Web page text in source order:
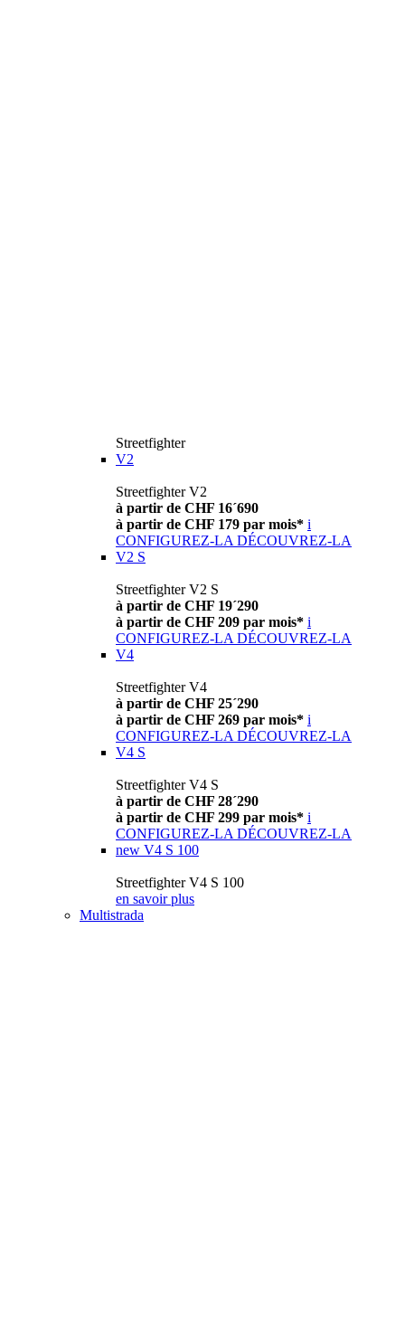
Streetfighter
V2
Streetfighter V2
à partir de CHF 16´690
à partir de CHF 179 par mois* i
CONFIGUREZ-LA DÉCOUVREZ-LA
V2 S
Streetfighter V2 S
à partir de CHF 19´290
à partir de CHF 209 par mois* i
CONFIGUREZ-LA DÉCOUVREZ-LA
V4
Streetfighter V4
à partir de CHF 25´290
à partir de CHF 269 par mois* i
CONFIGUREZ-LA DÉCOUVREZ-LA
V4 S
Streetfighter V4 S
à partir de CHF 28´290
à partir de CHF 299 par mois* i
CONFIGUREZ-LA DÉCOUVREZ-LA
new V4 S 100
Streetfighter V4 S 100
en savoir plus
Multistrada